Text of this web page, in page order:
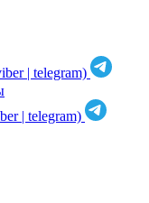
| telegram)
| telegram)